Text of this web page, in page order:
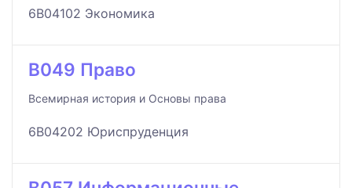
6B04102 Экономика
B049 Право
Всемирная история и Основы права
6B04202 Юриспруденция